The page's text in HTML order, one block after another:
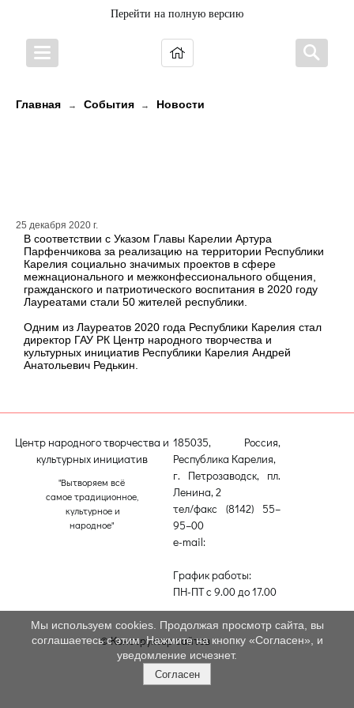
Перейти на полную версию
Главная → События → Новости
25 декабря 2020 г.
В соответствии с Указом Главы Карелии Артура
Парфенчикова за реализацию на территории Республики
Карелия социально значимых проектов в сфере
межнационального и межконфессионального общения,
гражданского и патриотического воспитания в 2020 году
Лауреатами стали 50 жителей республики.
Одним из Лауреатов 2020 года Республики Карелия стал
директор ГАУ РК Центр народного творчества и
культурных инициатив Республики Карелия Андрей
Анатольевич Редькин.
Центр народного творчества и
культурных инициатив
"Вытворяем всё
самое традиционное,
культурное и
народное"
185035, Россия,
Республика Карелия,
г. Петрозаводск, пл.
Ленина, 2
тел/факс (8142) 55–
95–00
e-mail:
График работы:
ПН-ПТ с 9.00 до 17.00
© Конструктор сайтовNubex.ru
Мы используем cookies. Продолжая просмотр сайта, вы
соглашаетесь с этим. Нажмите на кнопку «Согласен», и
уведомление исчезнет.
Согласен